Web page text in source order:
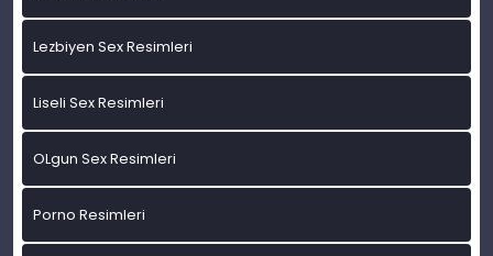
Lezbiyen Sex Resimleri
Liseli Sex Resimleri
OLgun Sex Resimleri
Porno Resimleri